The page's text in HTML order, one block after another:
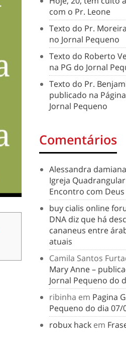
com o Pr. Leone
Texto do Pr.
no Jornal Pequeno
Texto do Roberto
na PG do Jornal
Texto do Pr.
publicado na
Jornal Pequeno
Comentários
Alessandra
Igreja
Encontro com Deus
buy cialis online
DNA diz que há
cananeus entre
atuais
Camila Santos
Mary Anne –
Jornal Pequeno do
ribinha em Pagina
Pequeno do dia 07/
robux hack em